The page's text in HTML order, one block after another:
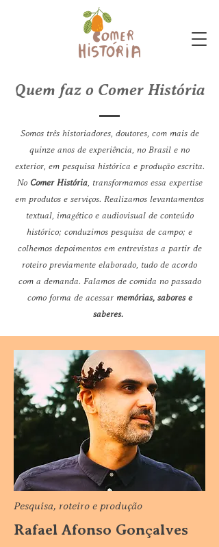
Quem faz o Comer História
Somos três historiadores, doutores, com mais de
quinze anos de experiência, no Brasil e no
exterior, em pesquisa histórica e produção escrita.
No Comer História, transformamos essa expertise
em produtos e serviços. Realizamos levantamentos
textual, imagético e audiovisual de conteúdo
histórico; conduzimos pesquisa de campo; e
colhemos depoimentos em entrevistas a partir de
roteiro previamente elaborado, tudo de acordo
com a demanda. Falamos de comida no passado
como forma de acessar memórias, sabores e
saberes.
Pesquisa, roteiro e produção
Rafael Afonso Gonçalves